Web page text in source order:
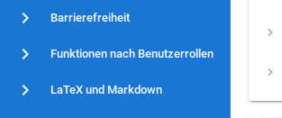
Barrierefreiheit
Funktionen nach Benutzerrollen
LaTeX und Markdown